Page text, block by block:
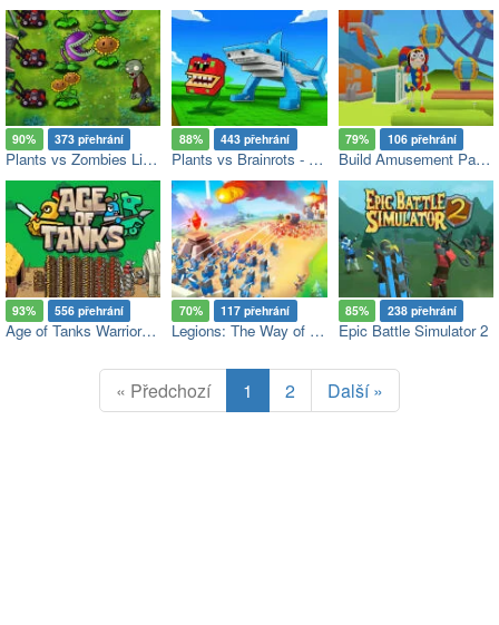
90% 373 přehrání
Plants vs Zombies Limited Edition
88% 443 přehrání
Plants vs Brainrots - Roblox
79% 106 přehrání
Build Amusement Park with Pomni
93% 556 přehrání
Age of Tanks Warriors: TD War
70% 117 přehrání
Legions: The Way of War
85% 238 přehrání
Epic Battle Simulator 2
« Předchozí 1 2 Další »